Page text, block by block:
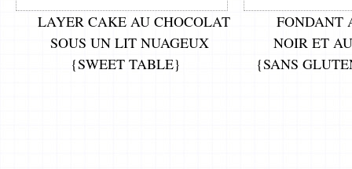
LAYER CAKE AU CHOCOLAT
SOUS UN LIT NUAGEUX
{SWEET TABLE}
FONDANT
NOIR ET
{SANS